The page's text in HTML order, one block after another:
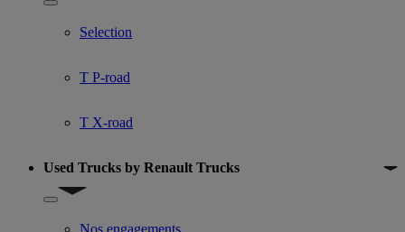
Show submenu for Used trucks offers
Selection
T P-road
T X-road
Used Trucks by Renault Trucks
Show submenu for Used Trucks by Renault Trucks
Nos engagements